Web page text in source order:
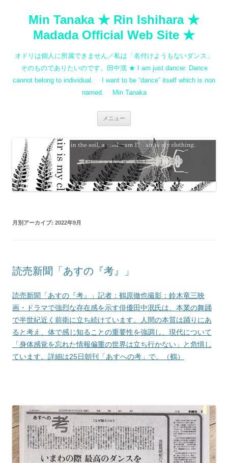
キ
ッ
Min Tanaka ★ Rin Ishihara ★
Madada Official Web Site ★
オドリは個人に所属できません／私は「名付けようもないダンス」
そのものでありたいのです。田中泯 ★ I am just dancer. Dance
cannot belong to individual. I want to be “dance” itself which is non
named. Min Tanaka
メニュー
月別アーカイブ: 2022年9月
読売新聞「あすの『考』」
読売新聞「あすの『考』」記者：鶴原徹也撮影：鈴木竜三映
画・ドラマで強烈な存在感を示す俳優田中泯氏は、本業の舞踊
で半世紀近く前衛に立ち続けています。人間の本質は踊りにあ
ると考え、体で感じ知ることの重要性を強調し、現代について
「身体感覚を忘れた情報偏重の世界は立ち行かない」と危惧し
ています。詳細は25日朝刊「あすへの考」で。（鶴）